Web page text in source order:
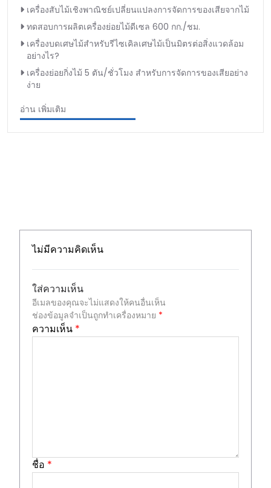
เครื่องสับไม้เชิงพาณิชย์เปลี่ยนแปลงการจัดการของเสียจากไม้
ทดสอบการผลิตเครื่องย่อยไม้ดีเซล 600 กก./ชม.
เครื่องบดเศษไม้สำหรับรีไซเคิลเศษไม้เป็นมิตรต่อสิ่งแวดล้อม
อย่างไร?
เครื่องย่อยกิ่งไม้ 5 ตัน/ชั่วโมง สำหรับการจัดการของเสียอย่าง
ง่าย
อ่าน เพิ่มเติม
ไม่มีความคิดเห็น
ใส่ความเห็น
อีเมลของคุณจะไม่แสดงให้คนอื่นเห็น
ช่องข้อมูลจำเป็นถูกทำเครื่องหมาย *
ความเห็น *
ชื่อ *